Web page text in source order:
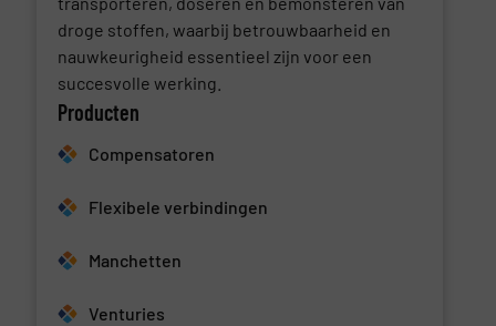
droge stoffen, waarbij betrouwbaarheid en
nauwkeurigheid essentieel zijn voor een
succesvolle werking.
Producten
Compensatoren
Flexibele verbindingen
Manchetten
Venturies